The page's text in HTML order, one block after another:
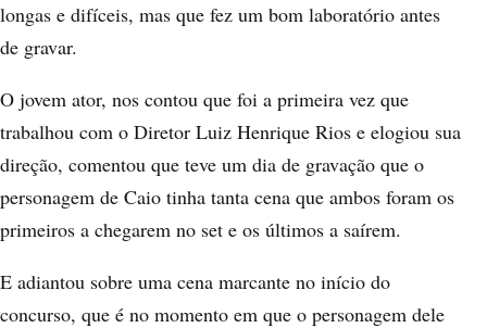
longas e difíceis, mas que fez um bom laboratório antes
de gravar.
O jovem ator, nos contou que foi a primeira vez que
trabalhou com o Diretor Luiz Henrique Rios e elogiou sua
direção, comentou que teve um dia de gravação que o
personagem de Caio tinha tanta cena que ambos foram os
primeiros a chegarem no set e os últimos a saírem.
E adiantou sobre uma cena marcante no início do
concurso, que é no momento em que o personagem dele